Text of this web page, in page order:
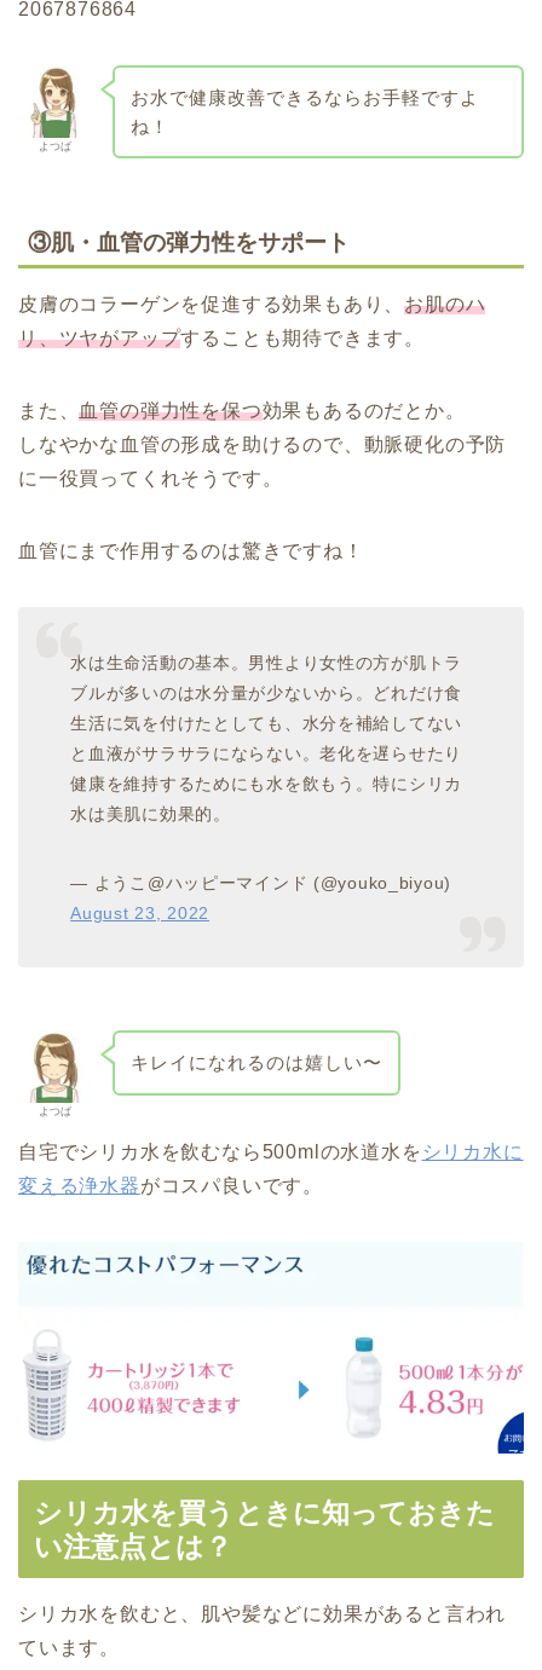
2067876864
よつば
お水で健康改善できるならお手軽ですよ
ね！
③肌・血管の弾力性をサポート
皮膚のコラーゲンを促進する効果もあり、お肌のハ
リ、ツヤがアップすることも期待できます。
また、血管の弾力性を保つ効果もあるのだとか。
しなやかな血管の形成を助けるので、動脈硬化の予防
に一役買ってくれそうです。
血管にまで作用するのは驚きですね！
水は生命活動の基本。男性より女性の方が肌トラ
ブルが多いのは水分量が少ないから。どれだけ食
生活に気を付けたとしても、水分を補給してない
と血液がサラサラにならない。老化を遅らせたり
健康を維持するためにも水を飲もう。特にシリカ
水は美肌に効果的。
— ようこ@ハッピーマインド (@youko_biyou)
August 23, 2022
よつば
キレイになれるのは嬉しい〜
自宅でシリカ水を飲むなら500mlの水道水を シリカ水に
変える浄水器がコスパ良いです。
シリカ水を買うときに知っておきた
い注意点とは？
シリカ水を飲むと、肌や髪などに効果があると言われ
ています。